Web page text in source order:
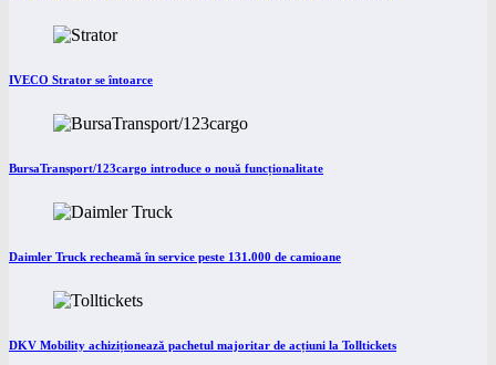
IVECO Strator se întoarce
BursaTransport/123cargo introduce o nouă funcționalitate
Daimler Truck recheamă în service peste 131.000 de camioane
DKV Mobility achiziționează pachetul majoritar de acțiuni la Tolltickets